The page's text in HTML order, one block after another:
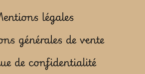
légales
générales de vente
de confidentialité